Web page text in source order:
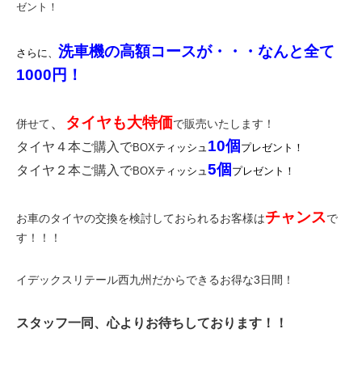
ゼント！
さらに、 洗車機の高額コースが・・・なんと全て
1000円 ！
併せて、 タイヤも大特価で販売いたします！
タイヤ４本ご購入でBOXティッシュ 10個 プレゼント！
タイヤ２本ご購入でBOXティッシュ5個 プレゼント！
お車のタイヤの交換を検討しておられるお客様はチャンスで
す！！！
イデックスリテール西九州だからできるお得な3日間！
スタッフ一同、心よりお待ちしております！！